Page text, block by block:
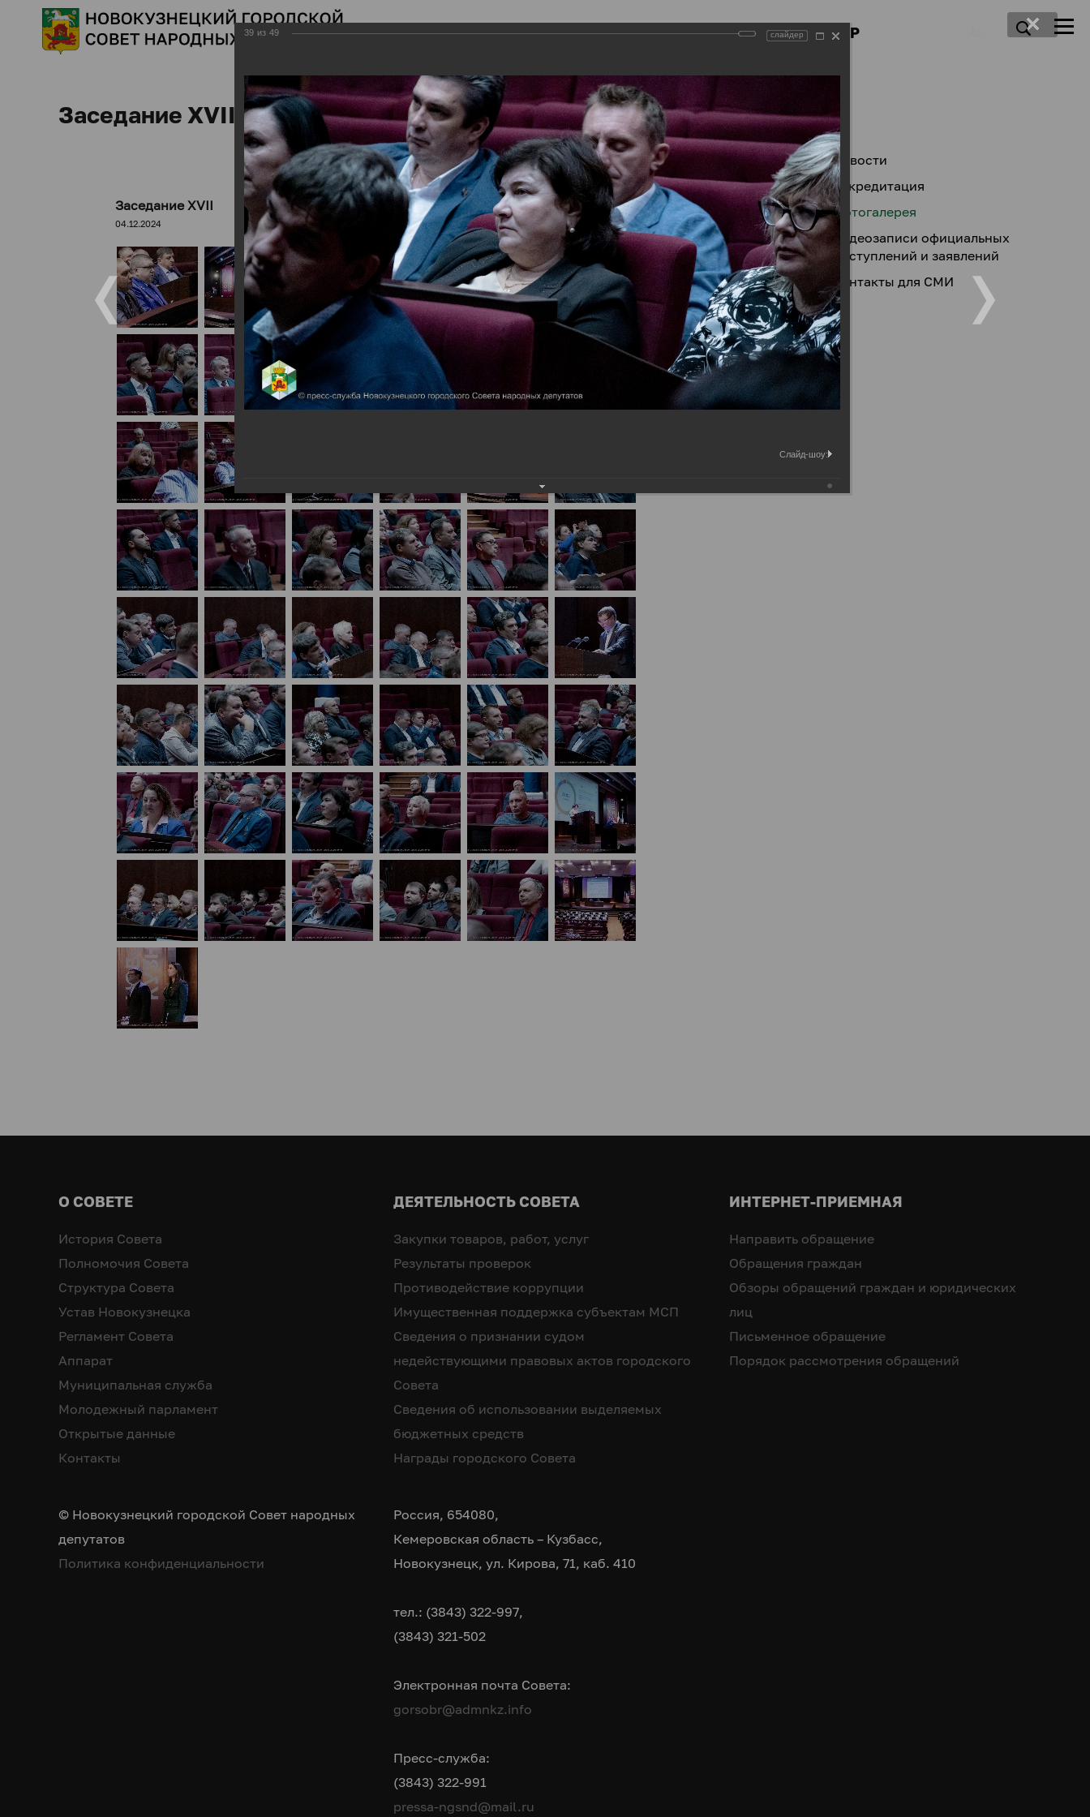
ДЕПУТАТЫ ПРАВОТВОРЧЕСТВО ПРЕСС-ЦЕНТР
Заседание XVII
Заседание XVII
04.12.2024
Новости
Аккредитация
Фотогалерея
Видеозаписи официальных
выступлений и заявлений
Контакты для СМИ
О СОВЕТЕ
История Совета
Полномочия Совета
Структура Совета
Устав Новокузнецка
Регламент Совета
Аппарат
Муниципальная служба
Молодежный парламент
Открытые данные
Контакты
ДЕЯТЕЛЬНОСТЬ СОВЕТА
Закупки товаров, работ, услуг
Результаты проверок
Противодействие коррупции
Имущественная поддержка субъектам МСП
Сведения о признании судом
недействующими правовых актов городского
Совета
Сведения об использовании выделяемых
бюджетных средств
Награды городского Совета
ИНТЕРНЕТ-ПРИЕМНАЯ
Направить обращение
Обращения граждан
Обзоры обращений граждан и юридических
лиц
Письменное обращение
Порядок рассмотрения обращений
© Новокузнецкий городской Совет народных
депутатов
Политика конфиденциальности
Россия, 654080,
Кемеровская область – Кузбасс,
Новокузнецк, ул. Кирова, 71, каб. 410
тел.: (3843) 322-997,
(3843) 321-502
Электронная почта Совета:
gorsobr@admnkz.info
Пресс-служба:
(3843) 322-991
pressa-ngsnd@mail.ru
39 из 49 слайдер
Слайд-шоу: